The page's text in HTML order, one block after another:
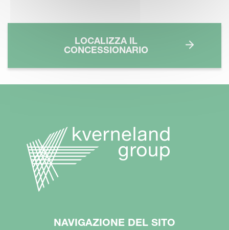
LOCALIZZA IL
CONCESSIONARIO
NAVIGAZIONE DEL SITO